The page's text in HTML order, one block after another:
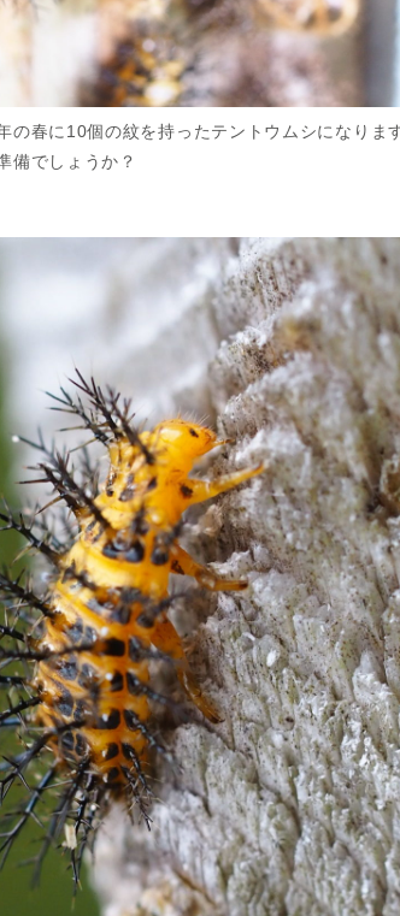
の春に10個の紋を持ったテントウムシになり
備でしょうか？